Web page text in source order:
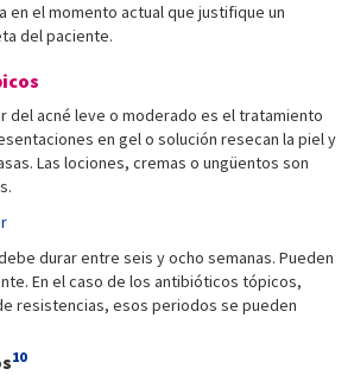
en el momento actual que justifique un
del paciente.
del acné leve o moderado es el tratamiento
en gel o solución resecan la piel y
Las lociones, cremas o ungüentos son
durar entre seis y ocho semanas. Pueden
En el caso de los antibióticos tópicos,
resistencias, esos periodos se pueden
10